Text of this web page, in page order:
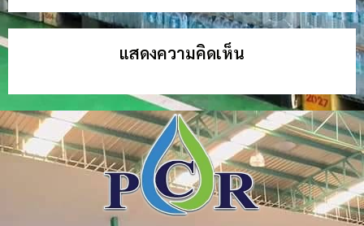
แสดงความคิดเห็น